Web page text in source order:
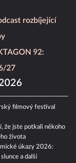
rozbíjející
92:
27
filmový festival
že jste potkali někoho
života
úkazy 2026:
a další